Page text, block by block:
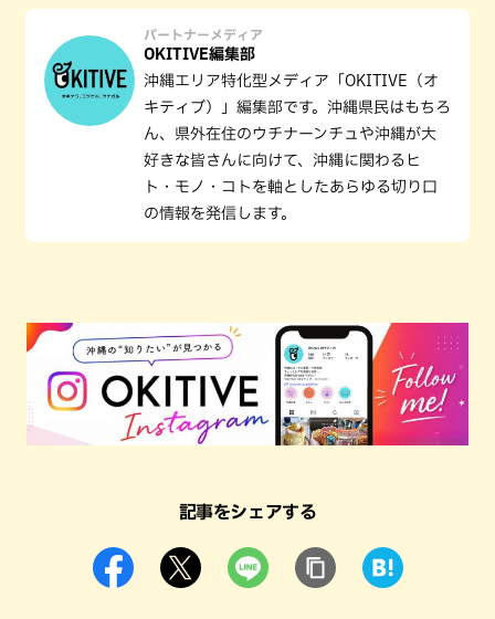
パートナーメディア
OKITIVE編集部
沖縄エリア特化型メディア「OKITIVE（オ
キティブ）」編集部です。沖縄県民はもちろ
ん、県外在住のウチナーンチュや沖縄が大
好きな皆さんに向けて、沖縄に関わるヒ
ト・モノ・コトを軸としたあらゆる切り口
の情報を発信します。
記事をシェアする